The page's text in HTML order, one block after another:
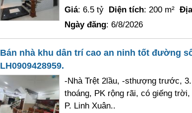
Giá: 6.5 tỷ Diện tích: 200 m²
Ngày đăng: 6/8/2026
Bán nhà khu dân trí cao an ninh tốt đường
LH0909428959.
-Nhà Trệt 2lầu, -sthượng trước,
thoáng, PK rộng rãi, có giếng
P. Linh Xuân..